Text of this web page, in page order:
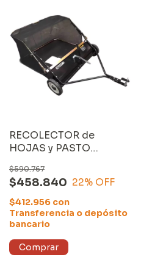
RECOLECTOR de
HOJAS y PASTO
CUATRICICLO o
TRACTOR. MARCA:
EQUUS. MODELO:
SP31108
$458.840
$590.767
22% OFF
$412.956 con
Transferencia o depósito
bancario